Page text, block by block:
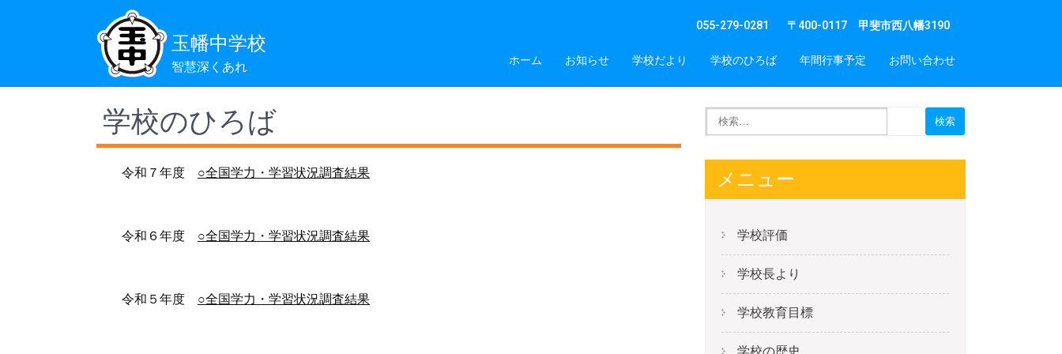
玉幡中学校
智慧深くあれ
055-279-0281 〒400-0117 甲斐市西八幡3190
ホーム お知らせ 学校だより 学校のひろば 年間行事予定 お問い合わせ
学校のひろば
令和７年度 ○全国学力・学習状況調査結果
令和６年度 ○全国学力・学習状況調査結果
令和５年度 ○全国学力・学習状況調査結果
メニュー
学校評価
学校長より
学校教育目標
学校の歴史